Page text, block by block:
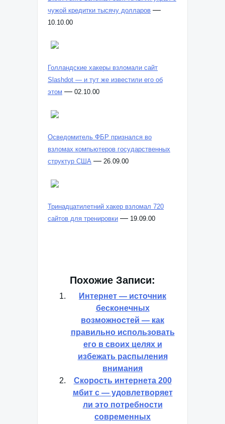
чужой кредитки тысячу долларов —
10.10.00
Голландские хакеры взломали сайт
Slashdot — и тут же известили его об
этом — 02.10.00
Осведомитель ФБР признался во
взломах компьютеров государственных
структур США — 26.09.00
Тринадцатилетний хакер взломал 720
сайтов для тренировки — 19.09.00
Похожие Записи:
Интернет — источник
бесконечных
возможностей — как
правильно использовать
его в своих целях и
избежать распыления
внимания
Скорость интернета 200
мбит с — удовлетворяет
ли это потребности
современных